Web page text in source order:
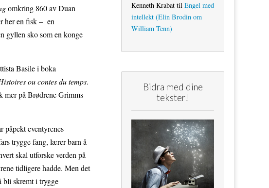
omkring 860 av Duan
her en fisk – en
gyllen sko som en konge
Basile i boka
ou contes du temps.
mer på Brødrene Grimms
påpekt eventyrenes
trygge fang, lærer barn å
skal utforske verden på
tidligere hadde. Men det
bli skremt i trygge
Kenneth Krabat til Engel med
intellekt (Elin Brodin om
William Tenn)
Bidra med dine
tekster!